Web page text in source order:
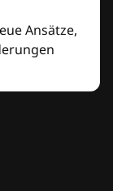
Ansätze,